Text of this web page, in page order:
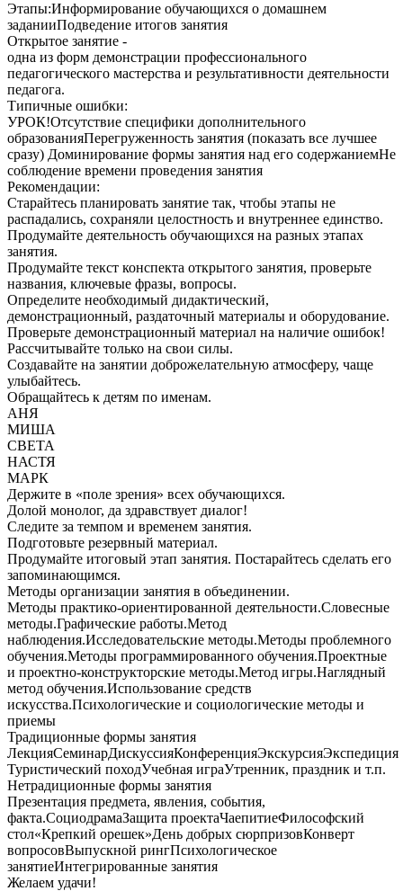
Этапы:Информирование обучающихся о домашнем
заданииПодведение итогов занятия
Открытое занятие -
одна из форм демонстрации профессионального
педагогического мастерства и результативности деятельности
педагога.
Типичные ошибки:
УРОК!Отсутствие специфики дополнительного
образованияПерегруженность занятия (показать все лучшее
сразу) Доминирование формы занятия над его содержаниемНе
соблюдение времени проведения занятия
Рекомендации:
Старайтесь планировать занятие так, чтобы этапы не
распадались, сохраняли целостность и внутреннее единство.
Продумайте деятельность обучающихся на разных этапах
занятия.
Продумайте текст конспекта открытого занятия, проверьте
названия, ключевые фразы, вопросы.
Определите необходимый дидактический,
демонстрационный, раздаточный материалы и оборудование.
Проверьте демонстрационный материал на наличие ошибок!
Рассчитывайте только на свои силы.
Создавайте на занятии доброжелательную атмосферу, чаще
улыбайтесь.
Обращайтесь к детям по именам.
АНЯ
МИША
СВЕТА
НАСТЯ
МАРК
Держите в «поле зрения» всех обучающихся.
Долой монолог, да здравствует диалог!
Следите за темпом и временем занятия.
Подготовьте резервный материал.
Продумайте итоговый этап занятия. Постарайтесь сделать его
запоминающимся.
Методы организации занятия в объединении.
Методы практико-ориентированной деятельности.Словесные
методы.Графические работы.Метод
наблюдения.Исследовательские методы.Методы проблемного
обучения.Методы программированного обучения.Проектные
и проектно-конструкторские методы.Метод игры.Наглядный
метод обучения.Использование средств
искусства.Психологические и социологические методы и
приемы
Традиционные формы занятия
ЛекцияСеминарДискуссияКонференцияЭкскурсияЭкспедиция
Туристический походУчебная играУтренник, праздник и т.п.
Нетрадиционные формы занятия
Презентация предмета, явления, события,
факта.СоциодрамаЗащита проектаЧаепитиеФилософский
стол«Крепкий орешек»День добрых сюрпризовКонверт
вопросовВыпускной рингПсихологическое
занятиеИнтегрированные занятия
Желаем удачи!